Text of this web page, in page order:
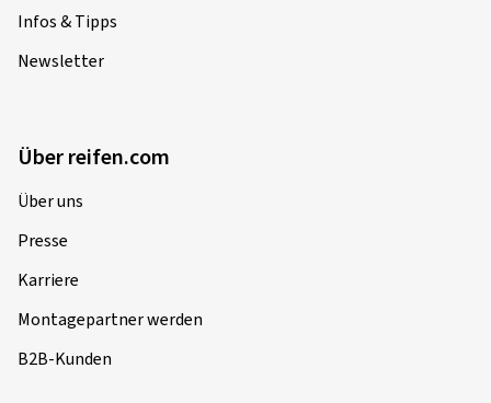
Infos & Tipps
Newsletter
Über reifen.com
Über uns
Presse
Karriere
Montagepartner werden
B2B-Kunden